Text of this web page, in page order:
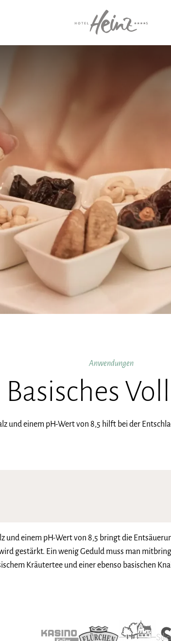
Anwendungen
Basisches
und einem pH-Wert von 8,5 hilft bei der
und einem pH-Wert von 8,5 bringt die
gestärkt. Ein wenig Geduld muss man
Kräutertee und einer ebenso basischen